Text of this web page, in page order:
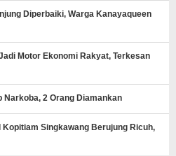
Diperbaiki, Warga Kanayaqueen
Motor Ekonomi Rakyat, Terkesan
2 Orang Diamankan
Singkawang Berujung Ricuh,